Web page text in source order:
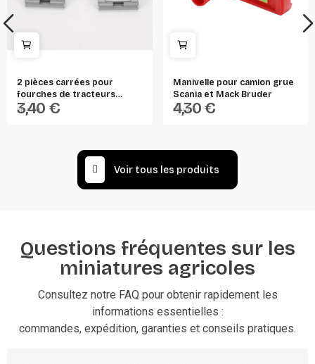
2 pièces carrées pour
fourches de tracteurs
Bruder
BRUDER
3,40 €
Manivelle pour camion grue
Scania et Mack Bruder
BRUDER
4,30 €
Voir tous les produits
Questions fréquentes sur les
miniatures agricoles
Consultez notre FAQ pour obtenir rapidement les
informations essentielles :
commandes, expédition, garanties et conseils pratiques.